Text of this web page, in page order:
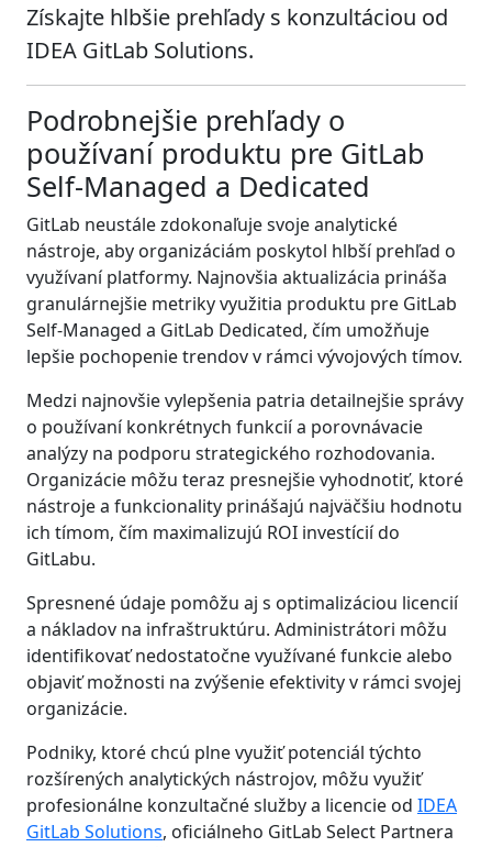
Získajte hlbšie prehľady s konzultáciou od
IDEA GitLab Solutions.
Podrobnejšie prehľady o
používaní produktu pre GitLab
Self-Managed a Dedicated
GitLab neustále zdokonaľuje svoje analytické
nástroje, aby organizáciám poskytol hlbší prehľad o
využívaní platformy. Najnovšia aktualizácia prináša
granulárnejšie metriky využitia produktu pre GitLab
Self-Managed a GitLab Dedicated, čím umožňuje
lepšie pochopenie trendov v rámci vývojových tímov.
Medzi najnovšie vylepšenia patria detailnejšie správy
o používaní konkrétnych funkcií a porovnávacie
analýzy na podporu strategického rozhodovania.
Organizácie môžu teraz presnejšie vyhodnotiť, ktoré
nástroje a funkcionality prinášajú najväčšiu hodnotu
ich tímom, čím maximalizujú ROI investícií do
GitLabu.
Spresnené údaje pomôžu aj s optimalizáciou licencií
a nákladov na infraštruktúru. Administrátori môžu
identifikovať nedostatočne využívané funkcie alebo
objaviť možnosti na zvýšenie efektivity v rámci svojej
organizácie.
Podniky, ktoré chcú plne využiť potenciál týchto
rozšírených analytických nástrojov, môžu využiť
profesionálne konzultačné služby a licencie od IDEA
GitLab Solutions, oficiálneho GitLab Select Partnera